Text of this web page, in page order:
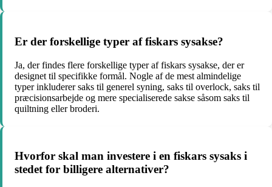
Er der forskellige typer af fiskars sysakse?
Ja, der findes flere forskellige typer af fiskars sysakse, der er
designet til specifikke formål. Nogle af de mest almindelige
typer inkluderer saks til generel syning, saks til overlock, saks til
præcisionsarbejde og mere specialiserede sakse såsom saks til
quiltning eller broderi.
Hvorfor skal man investere i en fiskars sysaks i
stedet for billigere alternativer?